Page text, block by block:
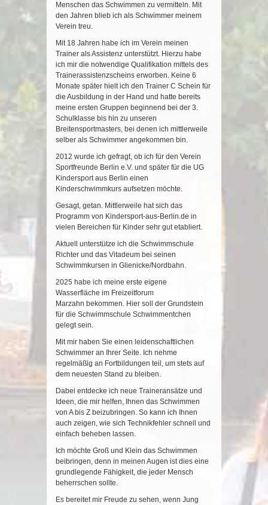
Menschen das Schwimmen zu vermitteln. Mit
den Jahren blieb ich als Schwimmer meinem
Verein treu.
Mit 18 Jahren habe ich im Verein meinen
Trainer als Assistenz unterstützt. Hierzu habe
ich mir die notwendige Qualifikation mittels des
Trainerassistenzscheins erworben. Keine 6
Monate später hielt ich den Trainer C Schein für
die Ausbildung in der Hand und hatte bereits
meine ersten Gruppen beginnend bei der 3.
Schulklasse bis hin zu unseren
Breitensportmasters, bei denen ich mittlerweile
selber als Schwimmer angekommen bin.
2012 wurde ich gefragt, ob ich für den Verein
Sportfreunde Berlin e.V. und später für die UG
Kindersport aus Berlin einen
Kinderschwimmkurs aufsetzen möchte.
Gesagt, getan. Mittlerweile hat sich das
Programm von Kindersport-aus-Berlin.de in
vielen Bereichen für Kinder sehr gut etabliert.
Aktuell unterstütze ich die Schwimmschule
Richter und das Vitadeum bei seinen
Schwimmkursen in Glienicke/Nordbahn.
2025 habe ich meine erste eigene
Wasserfläche im Freizeitforum
Marzahn bekommen. Hier soll der Grundstein
für die Schwimmschule Schwimmentchen
gelegt sein.
Mit mir haben Sie einen leidenschaftlichen
Schwimmer an Ihrer Seite. Ich nehme
regelmäßig an Fortbildungen teil, um stets auf
dem neuesten Stand zu bleiben.
Dabei entdecke ich neue Traineransätze und
Ideen, die mir helfen, Ihnen das Schwimmen
von A bis Z beizubringen. So kann ich Ihnen
auch zeigen, wie sich Technikfehler schnell und
einfach beheben lassen.
Ich möchte Groß und Klein das Schwimmen
beibringen, denn in meinen Augen ist dies eine
grundlegende Fähigkeit, die jeder Mensch
beherrschen sollte.
Es bereitet mir Freude zu sehen, wenn Jung